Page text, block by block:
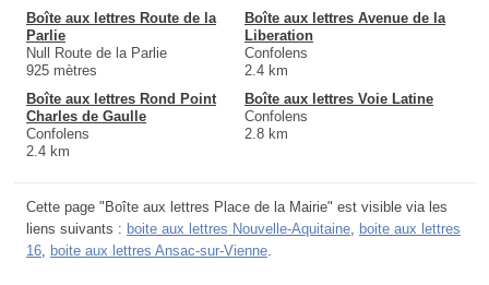
Boîte aux lettres Route de la
Parlie
Null Route de la Parlie
925 mètres
Boîte aux lettres Avenue de la
Liberation
Confolens
2.4 km
Boîte aux lettres Rond Point
Charles de Gaulle
Confolens
2.4 km
Boîte aux lettres Voie Latine
Confolens
2.8 km
Cette page "Boîte aux lettres Place de la Mairie" est visible via les
liens suivants : boite aux lettres Nouvelle-Aquitaine, boite aux lettres
16, boite aux lettres Ansac-sur-Vienne.